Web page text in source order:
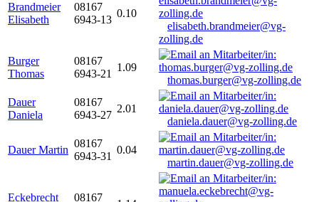
Brandmeier
Elisabeth
08167
6943-13
0.10
elisabeth.brandmeier@vg-
zolling.de
Burger
Thomas
08167
6943-21
1.09
thomas.burger@vg-zolling.de
Dauer
Daniela
08167
6943-27
2.01
daniela.dauer@vg-zolling.de
Dauer Martin
08167
6943-31
0.04
martin.dauer@vg-zolling.de
Eckebrecht
08167